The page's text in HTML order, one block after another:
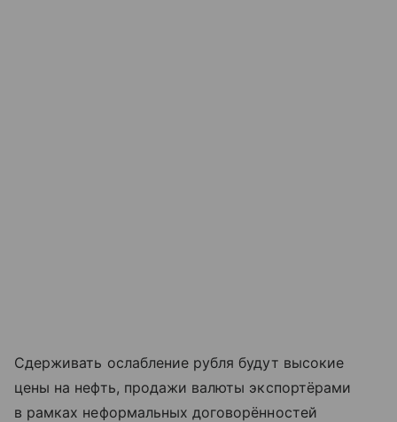
Сдерживать ослабление рубля будут высокие
цены на нефть, продажи валюты экспортёрами
в рамках неформальных договорённостей